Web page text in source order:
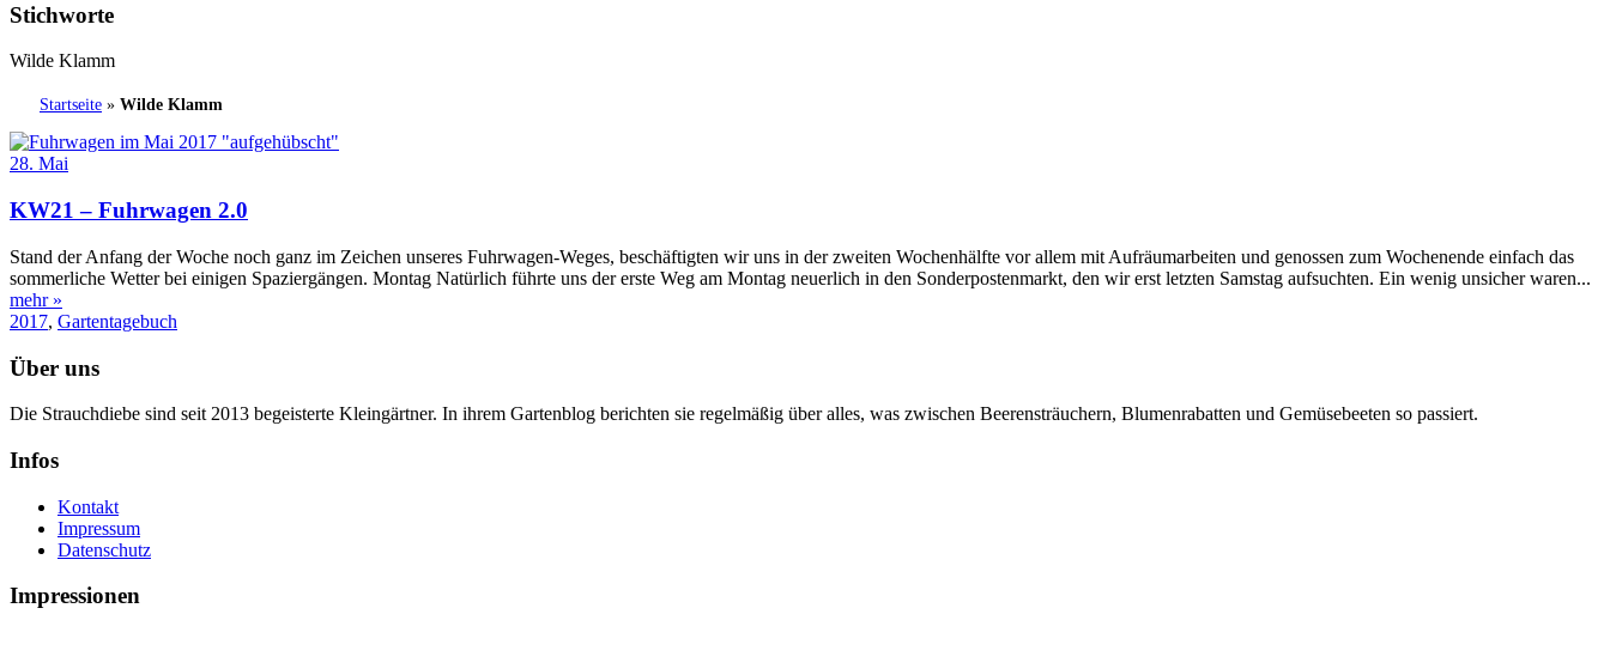
Stichworte
Wilde Klamm
Startseite » Wilde Klamm
28. Mai
KW21 – Fuhrwagen 2.0
Stand der Anfang der Woche noch ganz im Zeichen unseres Fuhrwagen-Weges, beschäftigten wir uns in der zweiten Wochenhälfte vor allem mit Aufräumarbeiten und genossen zum Wochenende einfach das
sommerliche Wetter bei einigen Spaziergängen. Montag Natürlich führte uns der erste Weg am Montag neuerlich in den Sonderpostenmarkt, den wir erst letzten Samstag aufsuchten. Ein wenig unsicher waren...
mehr »
2017, Gartentagebuch
Über uns
Die Strauchdiebe sind seit 2013 begeisterte Kleingärtner. In ihrem Gartenblog berichten sie regelmäßig über alles, was zwischen Beerensträuchern, Blumenrabatten und Gemüsebeeten so passiert.
Infos
Kontakt
Impressum
Datenschutz
Impressionen